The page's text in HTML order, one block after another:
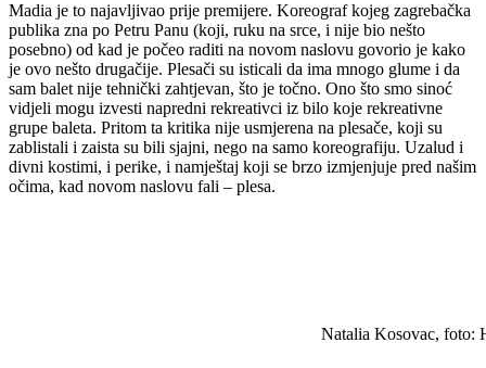
Madia je to najavljivao prije premijere. Koreograf kojeg zagrebačka
publika zna po Petru Panu (koji, ruku na srce, i nije bio nešto
posebno) od kad je počeo raditi na novom naslovu govorio je kako
je ovo nešto drugačije. Plesači su isticali da ima mnogo glume i da
sam balet nije tehnički zahtjevan, što je točno. Ono što smo sinoć
vidjeli mogu izvesti napredni rekreativci iz bilo koje rekreativne
grupe baleta. Pritom ta kritika nije usmjerena na plesače, koji su
zablistali i zaista su bili sjajni, nego na samo koreografiju. Uzalud i
divni kostimi, i perike, i namještaj koji se brzo izmjenjuje pred našim
očima, kad novom naslovu fali – plesa.
Natalia Kosovac, foto: